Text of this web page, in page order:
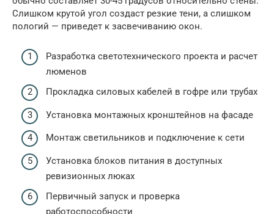
Слишком крутой угол создаст резкие тени, а слишком
пологий — приведет к засвечиванию окон.
Разработка светотехнического проекта и расчет
люменов
Прокладка силовых кабелей в гофре или трубах
Установка монтажных кронштейнов на фасаде
Монтаж светильников и подключение к сети
Установка блоков питания в доступных
ревизионных люках
Первичный запуск и проверка
работоспособности